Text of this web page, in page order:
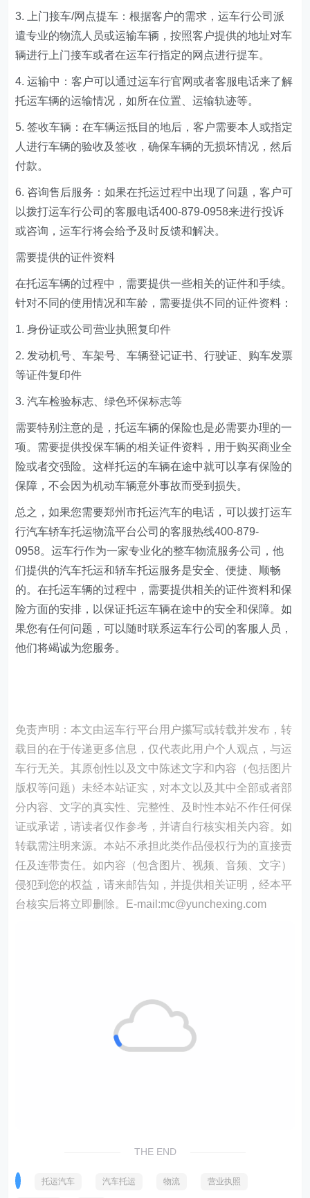
3. 上门接车/网点提车：根据客户的需求，运车行公司派
遣专业的物流人员或运输车辆，按照客户提供的地址对车
辆进行上门接车或者在运车行指定的网点进行提车。
4. 运输中：客户可以通过运车行官网或者客服电话来了解
托运车辆的运输情况，如所在位置、运输轨迹等。
5. 签收车辆：在车辆运抵目的地后，客户需要本人或指定
人进行车辆的验收及签收，确保车辆的无损坏情况，然后
付款。
6. 咨询售后服务：如果在托运过程中出现了问题，客户可
以拨打运车行公司的客服电话400-879-0958来进行投诉
或咨询，运车行将会给予及时反馈和解决。
需要提供的证件资料
在托运车辆的过程中，需要提供一些相关的证件和手续。
针对不同的使用情况和车龄，需要提供不同的证件资料：
1. 身份证或公司营业执照复印件
2. 发动机号、车架号、车辆登记证书、行驶证、购车发票
等证件复印件
3. 汽车检验标志、绿色环保标志等
需要特别注意的是，托运车辆的保险也是必需要办理的一
项。需要提供投保车辆的相关证件资料，用于购买商业全
险或者交强险。这样托运的车辆在途中就可以享有保险的
保障，不会因为机动车辆意外事故而受到损失。
总之，如果您需要郑州市托运汽车的电话，可以拨打运车
行汽车轿车托运物流平台公司的客服热线400-879-
0958。运车行作为一家专业化的整车物流服务公司，他
们提供的汽车托运和轿车托运服务是安全、便捷、顺畅
的。在托运车辆的过程中，需要提供相关的证件资料和保
险方面的安排，以保证托运车辆在途中的安全和保障。如
果您有任何问题，可以随时联系运车行公司的客服人员，
他们将竭诚为您服务。
免责声明：本文由运车行平台用户攥写或转载并发布，转
载目的在于传递更多信息，仅代表此用户个人观点，与运
车行无关。其原创性以及文中陈述文字和内容（包括图片
版权等问题）未经本站证实，对本文以及其中全部或者部
分内容、文字的真实性、完整性、及时性本站不作任何保
证或承诺，请读者仅作参考，并请自行核实相关内容。如
转载需注明来源。本站不承担此类作品侵权行为的直接责
任及连带责任。如内容（包含图片、视频、音频、文字）
侵犯到您的权益，请来邮告知，并提供相关证明，经本平
台核实后将立即删除。E-mail:mc@yunchexing.com
THE END
托运汽车 汽车托运 物流 营业执照